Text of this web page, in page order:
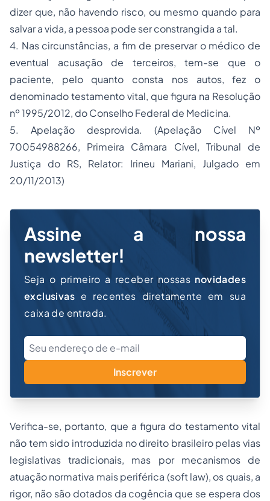
dizer que, não havendo risco, ou mesmo quando para
salvar a vida, a pessoa pode ser constrangida a tal.
4. Nas circunstâncias, a fim de preservar o médico de
eventual acusação de terceiros, tem-se que o
paciente, pelo quanto consta nos autos, fez o
denominado testamento vital, que figura na Resolução
nº 1995/2012, do Conselho Federal de Medicina.
5. Apelação desprovida. (Apelação Cível Nº
70054988266, Primeira Câmara Cível, Tribunal de
Justiça do RS, Relator: Irineu Mariani, Julgado em
20/11/2013)
Assine a nossa
newsletter!
Seja o primeiro a receber nossas novidades
exclusivas e recentes diretamente em sua
caixa de entrada.
Inscrever
Verifica-se, portanto, que a figura do testamento vital
não tem sido introduzida no direito brasileiro pelas vias
legislativas tradicionais, mas por mecanismos de
atuação normativa mais periférica (soft law), os quais, a
rigor, não são dotados da cogência que se espera dos